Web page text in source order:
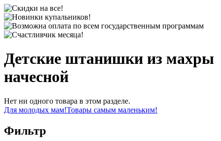
Детские штанишки из махры
начесной
Нет ни одного товара в этом разделе.
Для молодых мам!Товары самым маленьким!
Фильтр